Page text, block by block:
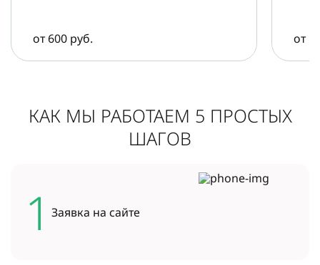
от 600 руб. от
КАК МЫ РАБОТАЕМ 5 ПРОСТЫХ
ШАГОВ
1 Заявка на сайте